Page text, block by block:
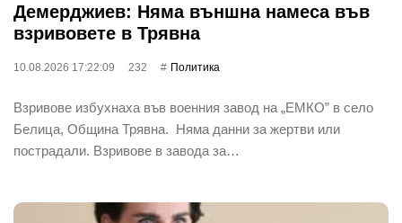
Демерджиев: Няма външна намеса във
взривовете в Трявна
10.08.2026 17:22:09 232 Политика
Взривове избухнаха във военния завод на „ЕМКО” в село
Белица, Община Трявна. Няма данни за жертви или
пострадали. Взривове в завода за…